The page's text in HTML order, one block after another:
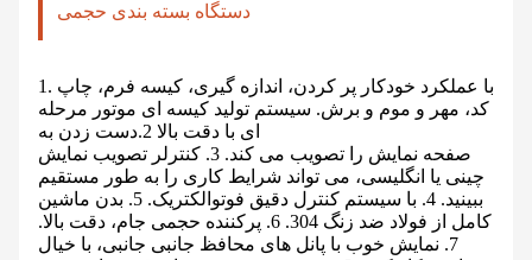
دستگاه بسته بندی حجمی
1. با عملکرد خودکار پر کردن، اندازه گیری، کیسه فرم، چاپ
کد، مهر و موم و برش. سیستم تولید کیسه ای موتور مرحله
ای با دقت بالا 2.دست زدن به
صفحه نمایش را تصویب می کند. 3. کنترلر تصویب نمایش
چینی یا انگلیسی، می تواند شرایط کاری را به طور مستقیم
ببینید. 4. با سیستم کنترل دقیق فوتوالکتریک. 5. بدن ماشین
کامل از فولاد ضد زنگ 304. 6. پرکننده حجمی جام، دقت بالا.
7. نمایش خوب با پانل های محافظ جانبی جانبی، با خیال